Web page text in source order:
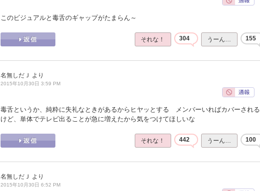
このビジュアルと毒舌のギャップがたまらん～
それな！ 304 うーん… 155
名無しだＪ より
2015年10月30日 3:59 PM
毒舌というか、純粋に失礼なときがあるからヒヤッとする メンバーいればカバーされる
けど、単体でテレビ出ることが急に増えたから気をつけてほしいな
それな！ 442 うーん… 100
名無しだＪ より
2015年10月30日 6:52 PM